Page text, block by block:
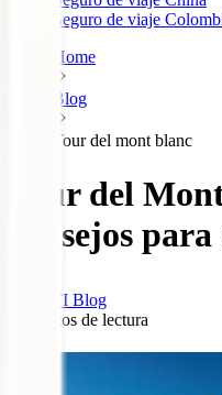
Seguro de viaje
Home
Blog
Tour del mont blanc
Tour del
consejos
IATI Blog
minutos de lectura